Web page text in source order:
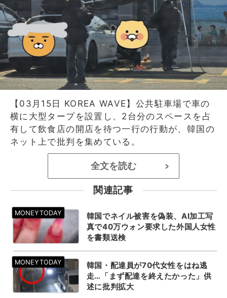
【03月15日 KOREA WAVE】公共駐車場で車の
横に大型タープを設置し、2台分のスペースを占
有して飲食店の開店を待つ一行の行動が、韓国の
ネット上で批判を集めている。
全文を読む >
関連記事
韓国でネイル被害を偽装、AI加工写
真で40万ウォン要求した外国人女性
を書類送検
韓国・配達員が70代女性をはね逃
走…「まず配達を終えたかった」供
述に批判拡大